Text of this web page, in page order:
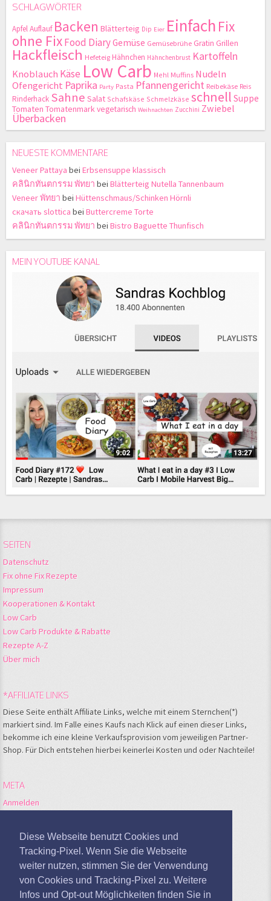
Diese Webseite benutzt Cookies und
Tracking-Pixel. Wenn Sie die Webseite
weiter nutzen, stimmen Sie der Verwendung
von Cookies und Tracking-Pixel zu. Weitere
Infos und Opt-out Möglichkeiten finden Sie in
SCHLAGWÖRTER
ApfelAuflauf Backen Blätterteig Dip Eier Einfach Fix
ohne FixFood DiaryGemüse Gemüsebrühe Gratin Grillen
Hackfleisch Hefeteig Hähnchen Hähnchenbrust Kartoffeln
Knoblauch Käse Low Carb Mehl Muffins Nudeln
Ofengericht Paprika Party Pasta Pfannengericht Reibekäse Reis
Rinderhack Sahne Salat Schafskäse Schmelzkäse schnell Suppe
Tomaten Tomatenmarkvegetarisch Weihnachten Zucchini Zwiebel
Überbacken
NEUESTE KOMMENTARE
Veneer Pattaya bei Erbsensuppe klassisch
คลินิกทันตกรรม พัทยา bei Blätterteig Nutella Tannenbaum
Veneer พัทยา bei Hüttenschmaus/Schinken Hörnli
скачать slottica bei Buttercreme Torte
คลินิกทันตกรรม พัทยา bei Bistro Baguette Thunfisch
MEIN YOUTUBE KANAL
SEITEN
Datenschutz
Fix ohne Fix Rezepte
Impressum
Kooperationen & Kontakt
Low Carb
Low Carb Produkte & Rabatte
Rezepte A-Z
Über mich
*AFFILIATE LINKS
Diese Seite enthält Affiliate Links, welche mit einem Sternchen(*)
markiert sind. Im Falle eines Kaufs nach Klick auf einen dieser Links,
bekomme ich eine kleine Verkaufsprovision vom jeweiligen Partner-
Shop. Für Dich entstehen hierbei keinerlei Kosten und oder Nachteile!
META
Anmelden
Kommentare-Feed
Google Analytics deaktivieren